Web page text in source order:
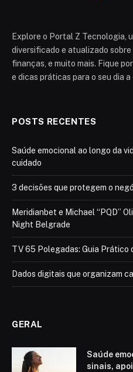
Explore o Portal Z Tecnologia,
diversificado e atualizado
finanças, e muito mais. Fique
e dicas práticas para o seu dia a
POSTS RECENTES
Saúde emocional ao longo da
cuidado
3 decisões que protegem o
Meridianbet e Michael “PQD”
Night Belgrade
TV 65 Polegadas: Guia Prático
Dados digitais que organizam
GERAL
Saúde
sinais,